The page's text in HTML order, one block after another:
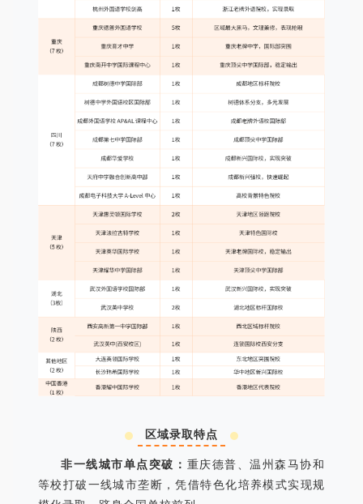
区域录取特点
非一线城市单点突破： 重庆德普、温州森马协和
等校打破一线城市垄断，凭借特色化培养模式实现规